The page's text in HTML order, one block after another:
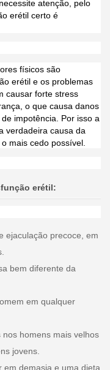
atenção, pelo
erétil certo é
físicos são
erétil e os problemas
causar forte stress
o que causa danos
impotência. Por isso a
verdadeira causa da
mais cedo possível.
erétil:
ejaculação precoce, em
bem diferente da
em qualquer
homens mais velhos
jovens.
em demasia e uma dieta